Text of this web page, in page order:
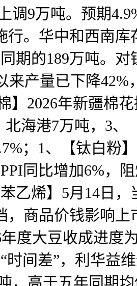
调9万吨。预期
行。华中和西南库
期的189万吨。对
来产量已下降42%
】2026年新疆棉
海港7万吨，3、
；1、【钛白粉
同比增加6%，
乙烯】5月14日，
，商品价钱影响上
度大豆收成进度为
间差”，利华益
，高于五年同期均